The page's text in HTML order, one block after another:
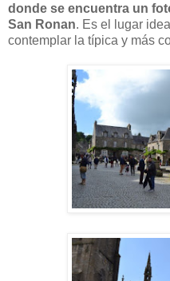
donde se encuentra un
San Ronan. Es el lugar
contemplar la típica y más